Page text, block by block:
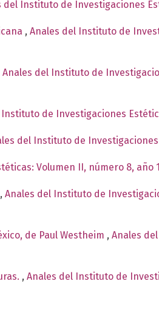
del Instituto de Investigaciones
, Anales del Instituto de
Anales del Instituto de
de Investigaciones
del Instituto de
Volumen II, número 8, año
, Anales del Instituto de
de Paul Westheim , Anales
, Anales del Instituto de